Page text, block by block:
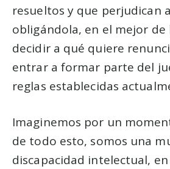
resueltos y que perjudican
obligándola, en el mejor de
decidir a qué quiere
entrar a formar parte del
reglas establecidas
Imaginemos por un
de todo esto, somos una
discapacidad intelectual,